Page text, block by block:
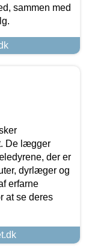
sammen med
De lægger
der er
dyrlæger og
erfarne
at se deres